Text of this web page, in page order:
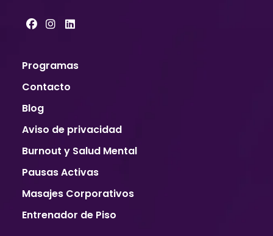
Programas
Contacto
Blog
Aviso de privacidad
Burnout y Salud Mental
Pausas Activas
Masajes Corporativos
Entrenador de Piso